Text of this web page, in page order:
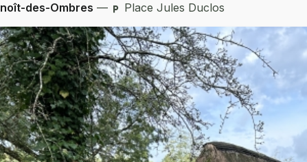
des-Ombres — local_parking Place Jules Duclos